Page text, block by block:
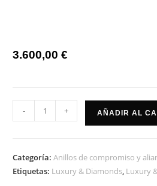
3.600,00 €
compromiso
rosa
- + AÑADIR AL
Categoría: Anillos de compromiso y
Etiquetas: Luxury & Diamonds, Luxury